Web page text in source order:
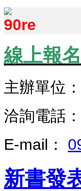
線上報名
主辦單位：
洽詢電話
E-mail：
新書發